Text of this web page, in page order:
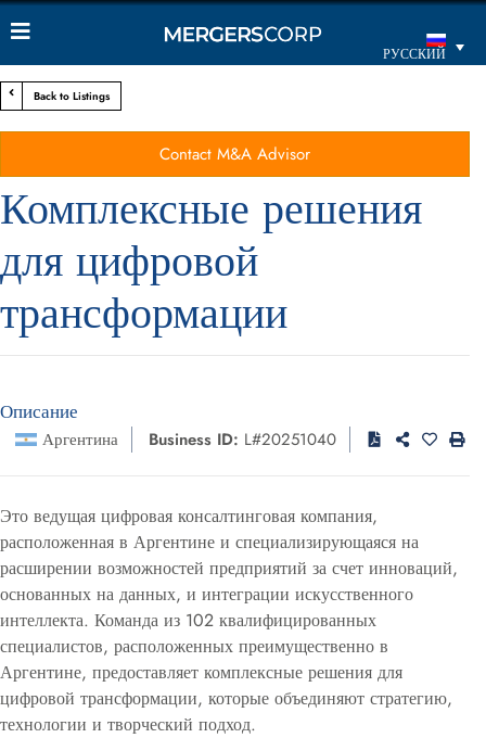
РУССКИЙ
Back to Listings
Contact M&A Advisor
Комплексные решения
для цифровой
трансформации
Описание
Аргентина Business ID: L#20251040
Это ведущая цифровая консалтинговая компания,
расположенная в Аргентине и специализирующаяся на
расширении возможностей предприятий за счет инноваций,
основанных на данных, и интеграции искусственного
интеллекта. Команда из 102 квалифицированных
специалистов, расположенных преимущественно в
Аргентине, предоставляет комплексные решения для
цифровой трансформации, которые объединяют стратегию,
технологии и творческий подход.